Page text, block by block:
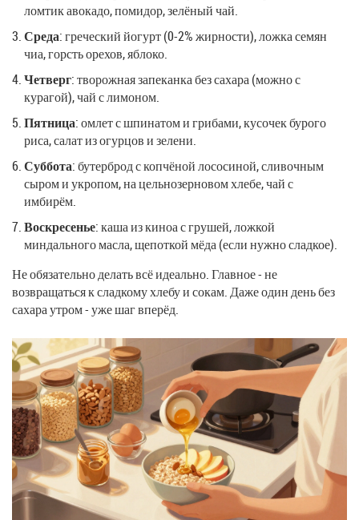
ломтик авокадо, помидор, зелёный чай.
Среда: греческий йогурт (0-2% жирности), ложка семян
чиа, горсть орехов, яблоко.
Четверг: творожная запеканка без сахара (можно с
курагой), чай с лимоном.
Пятница: омлет с шпинатом и грибами, кусочек бурого
риса, салат из огурцов и зелени.
Суббота: бутерброд с копчёной лососиной, сливочным
сыром и укропом, на цельнозерновом хлебе, чай с
имбирём.
Воскресенье: каша из киноа с грушей, ложкой
миндального масла, щепоткой мёда (если нужно сладкое).
Не обязательно делать всё идеально. Главное - не
возвращаться к сладкому хлебу и сокам. Даже один день без
сахара утром - уже шаг вперёд.